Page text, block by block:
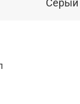
Серый